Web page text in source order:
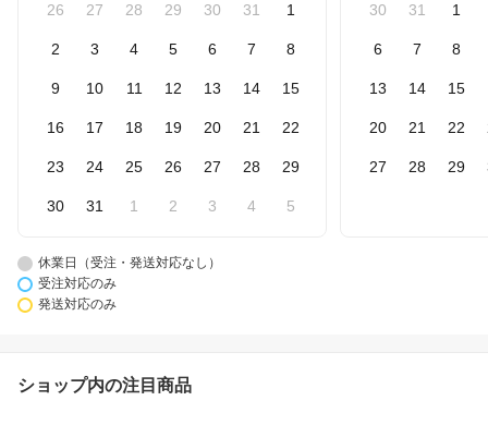
26 27 28 29 30 31 1
2 3 4 5 6 7 8
9 10 11 12 13 14 15
16 17 18 19 20 21 22
23 24 25 26 27 28 29
30 31 1 2 3 4 5
30 31 1
6 7 8
13 14 15
20 21 22
27 28 29
休業日（受注・発送対応なし）
受注対応のみ
発送対応のみ
ショップ内の注目商品